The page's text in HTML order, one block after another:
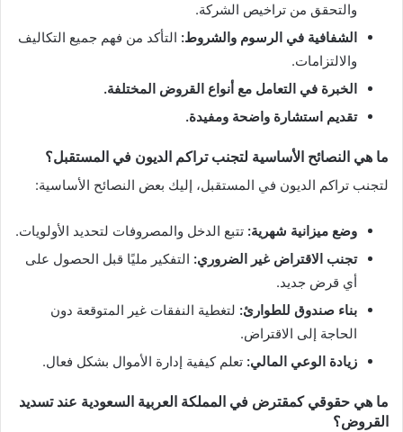
والتحقق من تراخيص الشركة.
الشفافية في الرسوم والشروط: التأكد من فهم جميع التكاليف
والالتزامات.
الخبرة في التعامل مع أنواع القروض المختلفة.
تقديم استشارة واضحة ومفيدة.
ما هي النصائح الأساسية لتجنب تراكم الديون في المستقبل؟
لتجنب تراكم الديون في المستقبل، إليك بعض النصائح الأساسية:
وضع ميزانية شهرية: تتبع الدخل والمصروفات لتحديد الأولويات.
تجنب الاقتراض غير الضروري: التفكير مليًا قبل الحصول على
أي قرض جديد.
بناء صندوق للطوارئ: لتغطية النفقات غير المتوقعة دون
الحاجة إلى الاقتراض.
زيادة الوعي المالي: تعلم كيفية إدارة الأموال بشكل فعال.
ما هي حقوقي كمقترض في المملكة العربية السعودية عند تسديد
القروض؟